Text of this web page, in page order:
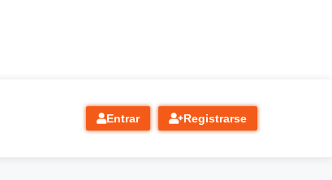
Entrar Registrarse